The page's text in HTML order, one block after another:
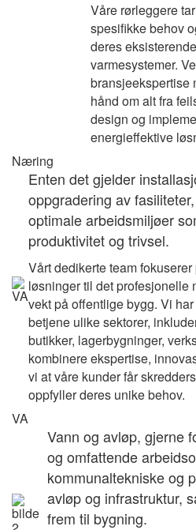
Våre rørleggere
spesifikke behov
deres
varmesystemer.
bransjeekspertise
hånd om alt fra
design og
energieffektive
Næring
Enten det gjelder
oppgradering av
optimale arbeidsmiljøer
produktivitet og trivsel.
Vårt dedikerte team
løsninger til det profesjonelle
vekt på offentlige bygg. Vi
betjene ulike sektorer,
butikker, lagerbygninger,
kombinere ekspertise,
vi at våre kunder får
oppfyller deres unike behov.
VA
Vann og avløp, gjerne
og omfattende
kommunaltekniske og
avløp og infrastruktur,
frem til bygning.